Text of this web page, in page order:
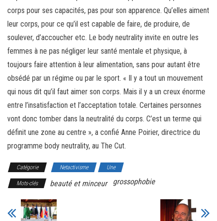
corps pour ses capacités, pas pour son apparence. Qu’elles aiment
leur corps, pour ce qu’il est capable de faire, de produire, de
soulever, d’accoucher etc. Le body neutrality invite en outre les
femmes à ne pas négliger leur santé mentale et physique, à
toujours faire attention à leur alimentation, sans pour autant être
obsédé par un régime ou par le sport. « Il y a tout un mouvement
qui nous dit qu’il faut aimer son corps. Mais il y a un creux énorme
entre l’insatisfaction et l’acceptation totale. Certaines personnes
vont donc tomber dans la neutralité du corps. C’est un terme qui
définit une zone au centre », a confié Anne Poirier, directrice du
programme body neutrality, au The Cut.
Catégorie Netactivisme Une
Mots-clés beauté et minceur grossophobie